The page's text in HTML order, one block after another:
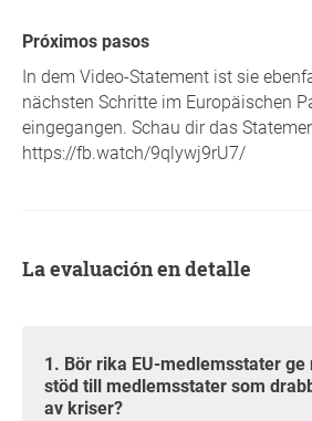
Próximos pasos
In dem Video-Statement ist sie
nächsten Schritte im Europäischen
eingegangen. Schau dir das
https://fb.watch/9qlywj9rU7/
La evaluación en detalle
1. Bör rika EU-medlemsstater ge mer ekonomiskt
stöd till medlemsstater som
av kriser?